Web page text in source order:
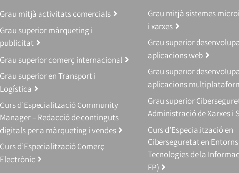
Grau mitjà activitats comercials
Grau superior màrqueting i
publicitat
Grau superior comerç internacional
Grau superior en Transport i
Logística
Curs d’Especialització Community
Manager – Redacció de continguts
digitals per a màrqueting i vendes
Curs d’Especialització Comerç
Electrònic
Grau mitjà sistemes
i xarxes
Grau superior
aplicacions web
Grau superior
aplicacions
Grau superior
Administració de Xarxes i
Curs d’Especialització en
Ciberseguretat en Entorns
Tecnologies de la
FP)